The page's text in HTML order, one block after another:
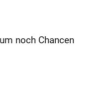
noch Chancen